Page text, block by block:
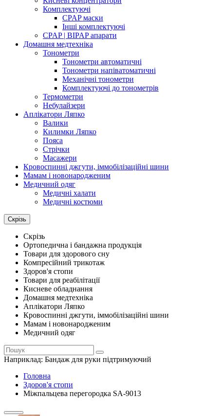
Комплектуючі
CPAP маски
Інші комплектуючі
CPAP | BIPAP апарати
Домашня медтехніка
Тонометри
Тонометри автоматичні
Тонометри напіватоматичні
Механічні тонометри
Комплектуючі до тонометрів
Термометри
Небулайзери
Аплікатори Ляпко
Валики
Килимки Ляпко
Пояса
Стрічки
Масажери
Кровоспинні джгути, іммобілізаційні шини
Мамам і новонародженим
Медичний одяг
Медичні халати
Медичні костюми
Скрізь
Скрізь
Ортопедична і бандажна продукція
Товари для здорового сну
Компресійний трикотаж
Здоров'я стопи
Товари для реабілітації
Кисневе обладнання
Домашня медтехніка
Аплікатори Ляпко
Кровоспинні джгути, іммобілізаційні шини
Мамам і новонародженим
Медичний одяг
Наприклад: Бандаж для руки підтримуючий
Головна
Здоров'я стопи
Міжпальцева перегородка SA-9013